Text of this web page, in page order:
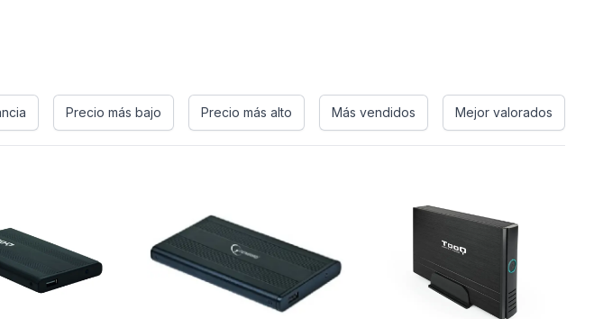
Precio más bajo Precio más alto Más vendidos Mejor valorados